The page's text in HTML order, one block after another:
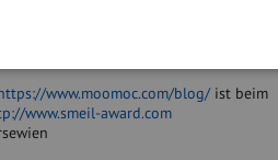
www.moomoc.com/blog/ist beim
www.smeil-award.com